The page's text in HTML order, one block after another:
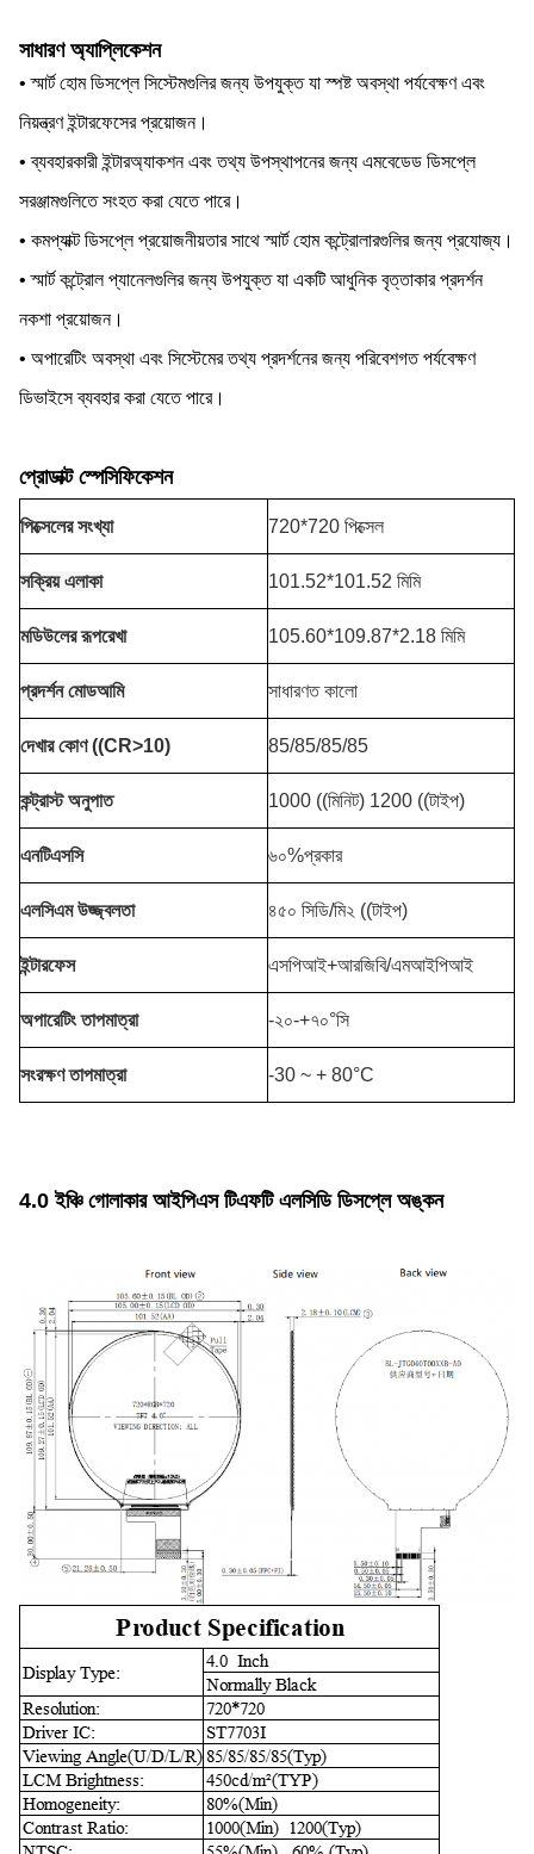
সাধারণ অ্যাপ্লিকেশন
• স্মার্ট হোম ডিসপ্লে সিস্টেমগুলির জন্য উপযুক্ত যা স্পষ্ট অবস্থা পর্যবেক্ষণ এবং
নিয়ন্ত্রণ ইন্টারফেসের প্রয়োজন।
• ব্যবহারকারী ইন্টারঅ্যাকশন এবং তথ্য উপস্থাপনের জন্য এমবেডেড ডিসপ্লে
সরঞ্জামগুলিতে সংহত করা যেতে পারে।
• কমপ্যাক্ট ডিসপ্লে প্রয়োজনীয়তার সাথে স্মার্ট হোম কন্ট্রোলারগুলির জন্য প্রযোজ্য।
• স্মার্ট কন্ট্রোল প্যানেলগুলির জন্য উপযুক্ত যা একটি আধুনিক বৃত্তাকার প্রদর্শন
নকশা প্রয়োজন।
• অপারেটিং অবস্থা এবং সিস্টেমের তথ্য প্রদর্শনের জন্য পরিবেশগত পর্যবেক্ষণ
ডিভাইসে ব্যবহার করা যেতে পারে।
প্রোডাক্ট স্পেসিফিকেশন
পিক্সেলের সংখ্যা 720*720 পিক্সেল
সক্রিয় এলাকা 101.52*101.52 মিমি
মডিউলের রূপরেখা 105.60*109.87*2.18 মিমি
প্রদর্শন মোডআমি সাধারণত কালো
দেখার কোণ ((CR>10) 85/85/85/85
কন্ট্রাস্ট অনুপাত 1000 ((মিনিট) 1200 ((টাইপ)
এনটিএসসি ৬০%প্রকার
এলসিএম উজ্জ্বলতা ৪৫০ সিডি/মি২ ((টাইপ)
ইন্টারফেস এসপিআই+আরজিবি/এমআইপিআই
অপারেটিং তাপমাত্রা -২০-+৭০°সি
সংরক্ষণ তাপমাত্রা -30 ~ + 80°C
4.0 ইঞ্চি গোলাকার আইপিএস টিএফটি এলসিডি ডিসপ্লে অঙ্কন